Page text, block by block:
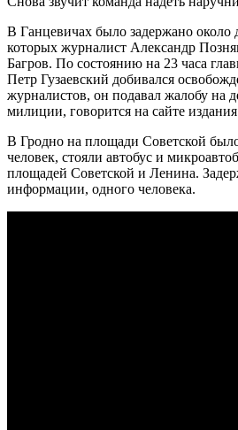
В Ганцевичах было задержано около
которых журналист Александр
Багров. По состоянию на 23 часа
Петр Гузаевский добивался
журналистов, он подавал жалобу на
милиции, говорится на сайте
В Гродно на площади Советской
человек, стояли автобус и
площадей Советской и Ленина.
информации, одного человека.